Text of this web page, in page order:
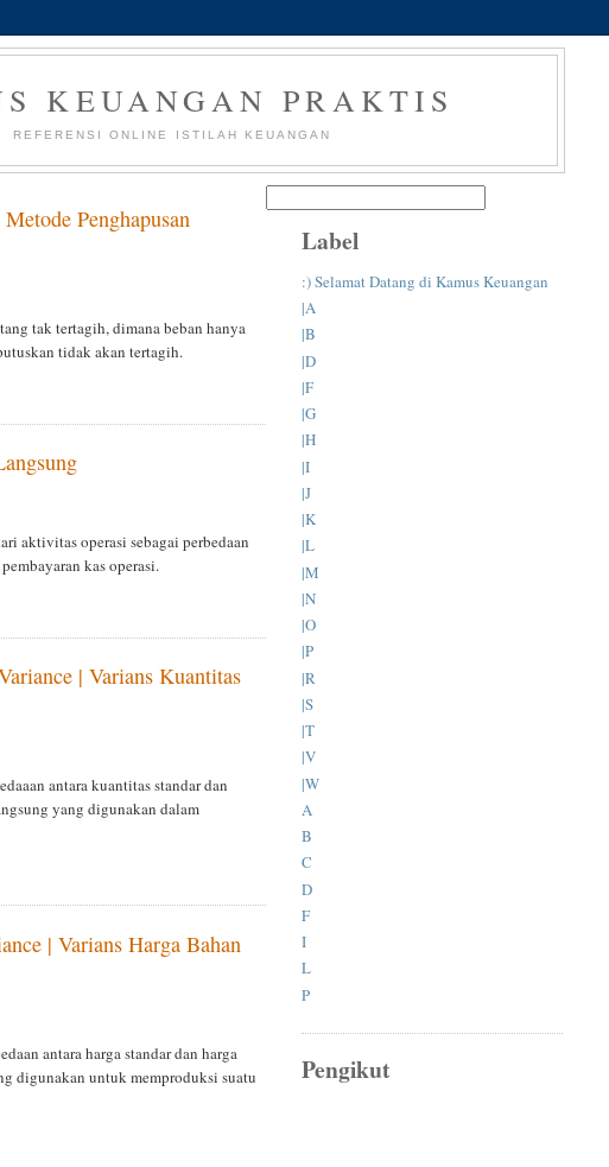
KEUANGAN PRAKTIS
REFERENSI ONLINE ISTILAH KEUANGAN
Penghapusan
tak tertagih, dimana beban hanya
tidak akan tertagih.
aktivitas operasi sebagai perbedaan
kas operasi.
| Varians Kuantitas
antara kuantitas standar dan
yang digunakan dalam
| Varians Harga Bahan
antara harga standar dan harga
digunakan untuk memproduksi suatu
Label
:) Selamat Datang di Kamus Keuangan
|A
|B
|D
|F
|G
|H
|I
|J
|K
|L
|M
|N
|O
|P
|R
|S
|T
|V
|W
A
B
C
D
F
I
L
P
Pengikut